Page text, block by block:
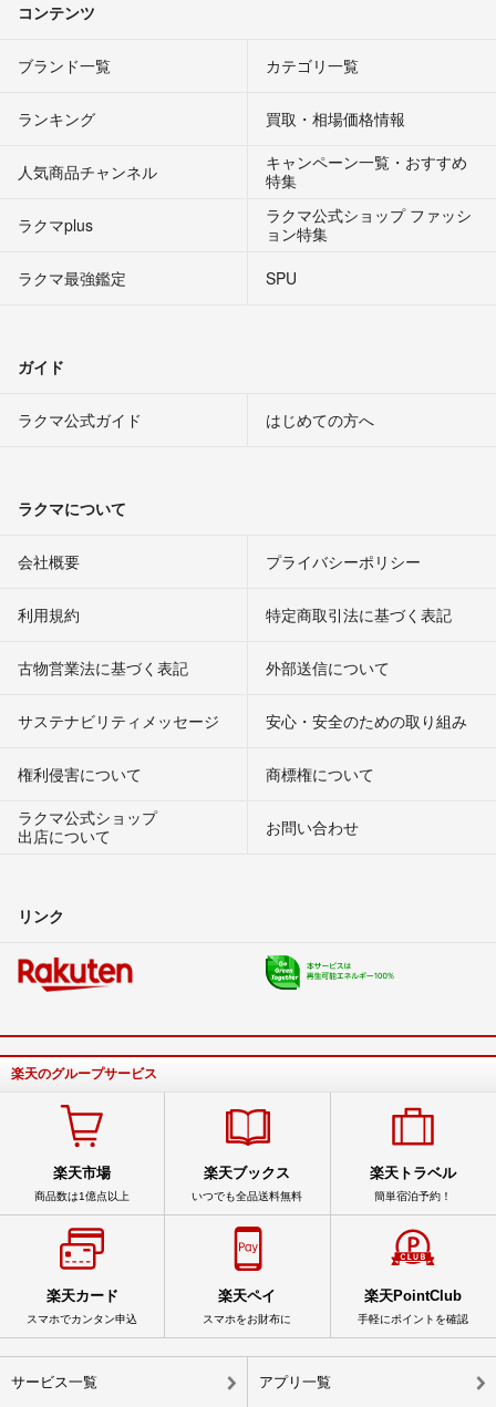
コンテンツ
ブランド一覧 カテゴリ一覧
ランキング 買取・相場価格情報
人気商品チャンネル
キャンペーン一覧・おすすめ
特集
ラクマplus
ラクマ公式ショップ ファッシ
ョン特集
ラクマ最強鑑定
SPU
ガイド
ラクマ公式ガイド はじめての方へ
ラクマについて
会社概要 プライバシーポリシー
利用規約 特定商取引法に基づく表記
古物営業法に基づく表記 外部送信について
サステナビリティメッセージ 安心・安全のための取り組み
権利侵害について
商標権について
ラクマ公式ショップ
出店について
お問い合わせ
リンク
楽天のグループサービス
楽天市場
商品数は1億点以上
楽天ブックス
いつでも全品送料無料
楽天トラベル
簡単宿泊予約！
楽天カード
スマホでカンタン申込
楽天ペイ
スマホをお財布に
楽天PointClub
手軽にポイントを確認
サービス一覧 アプリ一覧